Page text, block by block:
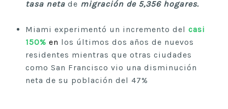
tasa netade migración de 5,356 hogares.
Miami experimentó un incremento del casi
150% en los últimos dos años de nuevos
residentes mientras que otras ciudades
como San Francisco vio una disminución
neta de su población del 47%